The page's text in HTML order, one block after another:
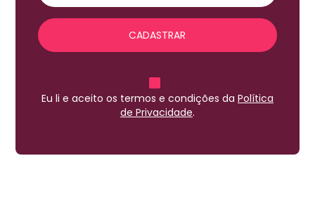
CADASTRAR
Eu li e aceito os termos e condições da Política
de Privacidade.